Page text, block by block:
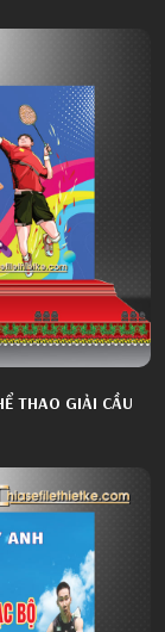
THAO GIẢI CẦU